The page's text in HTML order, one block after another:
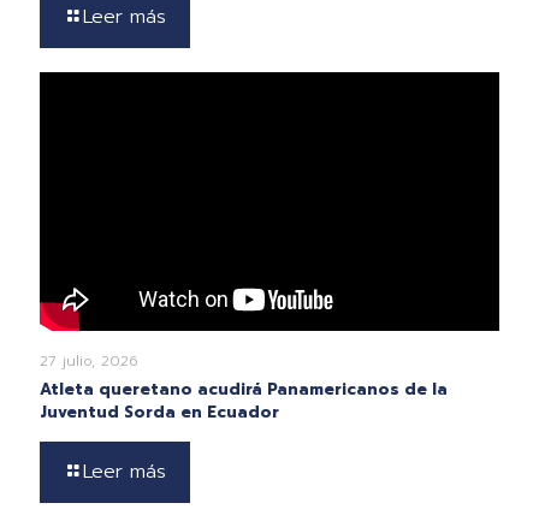
Leer más
27 julio, 2026
Atleta queretano acudirá Panamericanos de la
Juventud Sorda en Ecuador
Leer más